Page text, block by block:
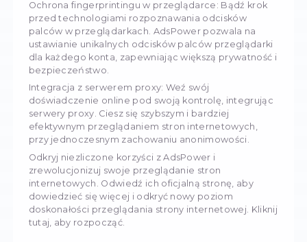
ograniczeń. Ale nie martw się, jest rozwiązanie:
narzędzia do zarządzania przeglądarkami.
AdsPowermożesz pokonać "odciski palców"
przeglądarki i odzyskać swoją prywatność.
się z natrętnym śledzeniem i witaj w
przeglądaniu stron internetowych.
Stworzony dla Windowsa i Maca,AdsPower
cały szereg potężnych funkcji, które ulepszają
działalność w Internecie.
Zarządzanie wieloma kontami: Łatwo
wieloma kontami na różnych platformach. Nie
potrzebujesz więcej logować się i
przełączaj się między różnymi kontami bez
dodatkowego wysiłku.